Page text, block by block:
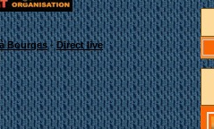
pétanque!
Bourges-Direct live